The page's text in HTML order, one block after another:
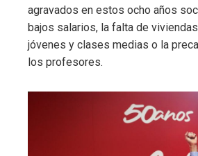
agravados en estos ocho años
bajos salarios, la falta de
jóvenes y clases medias o la
los profesores.